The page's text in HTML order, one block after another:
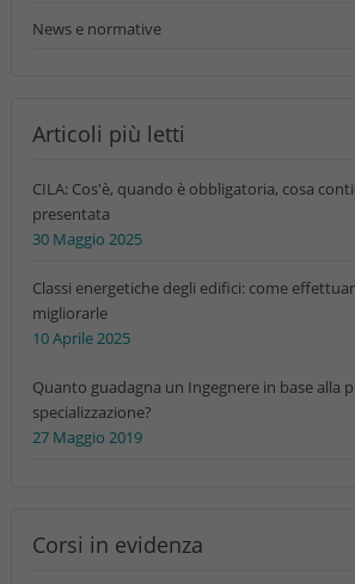
News e normative
Articoli più letti
CILA: Cos'è, quando è obbligatoria, cosa
presentata
30 Maggio 2025
Classi energetiche degli edifici: come
migliorarle
10 Aprile 2025
Quanto guadagna un Ingegnere in base alla
specializzazione?
27 Maggio 2019
Corsi in evidenza